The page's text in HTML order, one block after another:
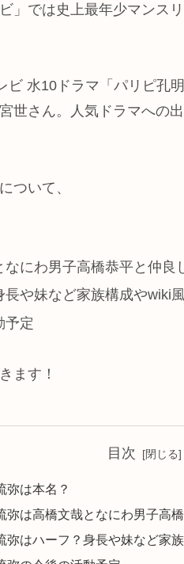
」では史上最年少マンス
ビ 水10ドラマ「パリピ孔
世さん。人気ドラマへの
ついて、
にわ男子高橋恭平と仲良
や妹など家族構成やwiki
予定
ます！
目次
弥は本名？
弥は高橋文哉となにわ男子高
弥はハーフ？身長や妹など家